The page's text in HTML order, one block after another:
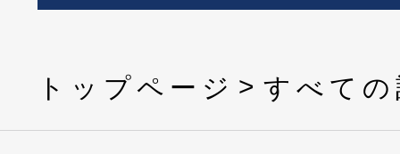
トップページ すべて